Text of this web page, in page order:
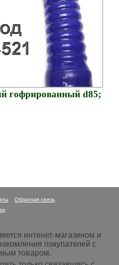
гофрированный d85;
Обратная связь
интенет-магазином и
покупателей с
товаром.